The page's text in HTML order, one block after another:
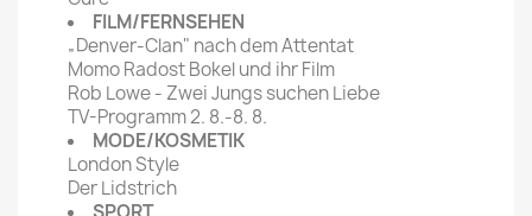
FILM/FERNSEHEN
„Denver-Clan" nach dem Attentat
Momo Radost Bokel und ihr Film
Rob Lowe - Zwei Jungs suchen Liebe
TV-Programm 2. 8.-8. 8.
MODE/KOSMETIK
London Style
Der Lidstrich